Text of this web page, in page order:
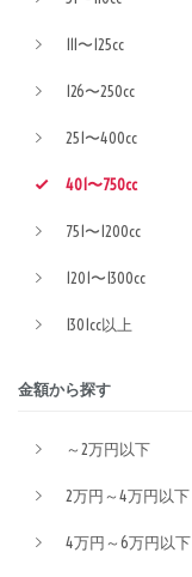
111〜125cc
126〜250cc
251〜400cc
401〜750cc
751〜1200cc
1201〜1300cc
1301cc以上
金額から探す
～2万円以下
2万円～4万円以下
4万円～6万円以下